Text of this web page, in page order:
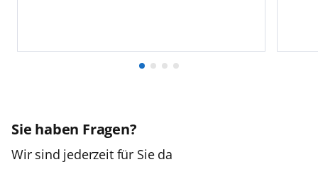
Sie haben Fragen?
Wir sind jederzeit für Sie da